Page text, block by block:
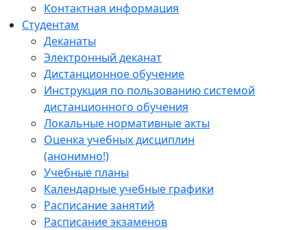
Контактная информация
Студентам
Деканаты
Электронный деканат
Дистанционное обучение
Инструкция по пользованию системой
дистанционного обучения
Локальные нормативные акты
Оценка учебных дисциплин
(анонимно!)
Учебные планы
Календарные учебные графики
Расписание занятий
Расписание экзаменов